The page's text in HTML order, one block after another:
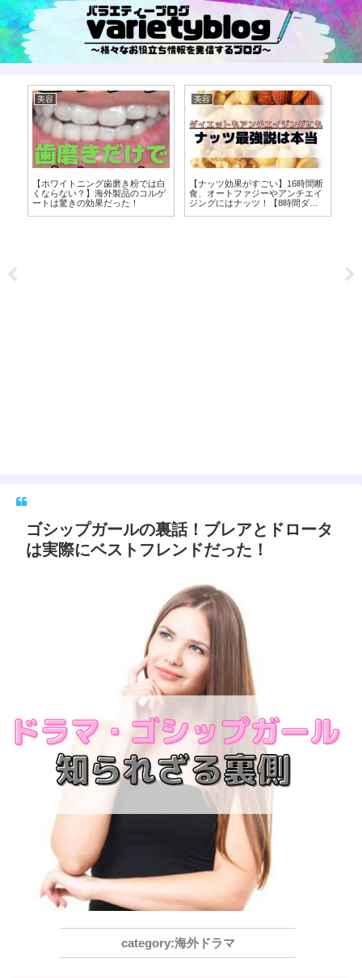
美容
【ホワイトニング歯磨き粉では白
くならない？】海外製品のコルゲ
ートは驚きの効果だった！
美容
【ナッツ効果がすごい】16時間断
食、オートファジーやアンチエイ
ジングにはナッツ！【8時間ダイ
ゴシップガールの裏話！ブレアとドロータ
は実際にベストフレンドだった！
海外ドラマ